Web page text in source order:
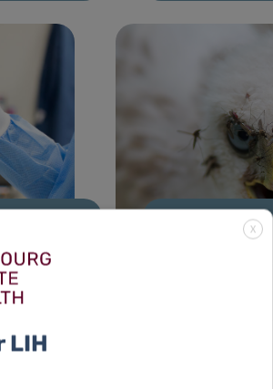
Surveillance
occidental
X
LIH